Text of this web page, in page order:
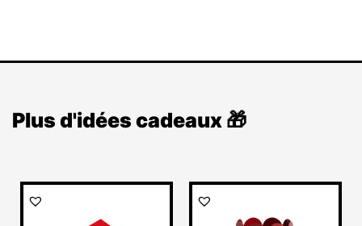
Plus d'idées cadeaux 🎁